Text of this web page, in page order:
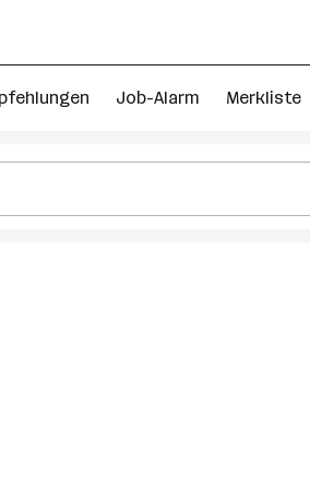
Job-Alarm Merkliste